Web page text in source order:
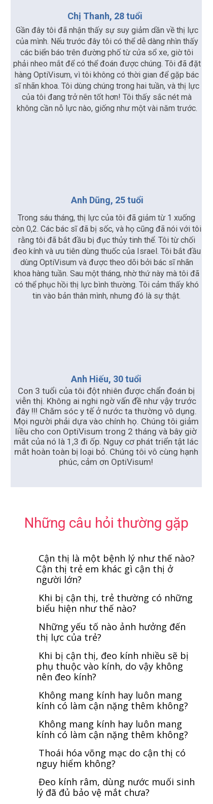
Gần đây tôi đã nhận thấy sự suy giảm dần về thị lực
của mình. Nếu trước đây tôi có thể dễ dàng nhìn thấy
các biển báo trên đường phố từ cửa sổ xe, giờ tôi
phải nheo mắt để có thể đoán được chúng. Tôi đã đặt
hàng OptiVisum, vì tôi không có thời gian để gặp bác
sĩ nhãn khoa. Tôi dùng chúng trong hai tuần, và thị lực
của tôi đang trở nên tốt hơn! Tôi thấy sắc nét mà
không cần nỗ lực nào, giống như một vài năm trước.
Chị Thanh, 28 tuổi
Trong sáu tháng, thị lực của tôi đã giảm từ 1 xuống
còn 0,2. Các bác sĩ đã bị sốc, và họ cũng đã nói với tôi
rằng tôi đã bắt đầu bị đục thủy tinh thể. Tôi từ chối
đeo kính và ưu tiên dùng thuốc của Israel. Tôi bắt đầu
dùng OptiVisum và được theo dõi bởi bác sĩ nhãn
khoa hàng tuần. Sau một tháng, nhờ thứ này mà tôi đã
có thể phục hồi thị lực bình thường. Tôi cảm thấy khó
tin vào bản thân mình, nhưng đó là sự thật.
Anh Dũng, 25 tuổi
Anh Hiếu, 30 tuổi
Con 3 tuổi của tôi đột nhiên được chẩn đoán bị
viễn thị. Không ai nghi ngờ vấn đề như vậy trước
đây !!! Chăm sóc y tế ở nước ta thường vô dụng.
Mọi người phải dựa vào chính họ. Chúng tôi giảm
liều cho con OptiVisum trong 2 tháng và bây giờ
mắt của nó là 1,3 đi ốp. Nguy cơ phát triển tật lác
mắt hoàn toàn bị loại bỏ. Chúng tôi vô cùng hạnh
phúc, cảm ơn OptiVisum!
Những câu hỏi thường gặp
Cận thị là một bệnh lý như thế nào?
Cận thị trẻ em khác gì cận thị ở
người lớn?
Khi bị cận thị, trẻ thường có những
biểu hiện như thế nào?
Những yếu tố nào ảnh hưởng đến
thị lực của trẻ?
Khi bị cận thị, đeo kính nhiều sẽ bị
phụ thuộc vào kính, do vậy không
nên đeo kính?
Không mang kính hay luôn mang
kính có làm cận nặng thêm không?
Không mang kính hay luôn mang
kính có làm cận nặng thêm không?
Thoái hóa võng mạc do cận thị có
nguy hiểm không?
Đeo kính râm, dùng nước muối sinh
lý đã đủ bảo vệ mắt chưa?